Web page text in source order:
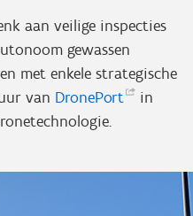
aan veilige inspecties
gewassen
met enkele strategische
van DronePort
in